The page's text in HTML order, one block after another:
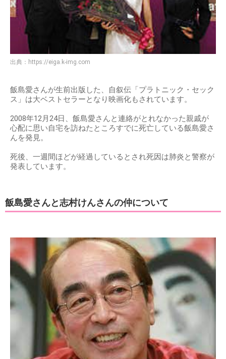
出典： https://eiga.k-img.com
飯島愛さんが生前出版した、自叙伝「プラトニック・セック
ス」は大ベストセラーとなり映画化もされています。
2008年12月24日、飯島愛さんと連絡がとれなかった親戚が
心配に思い自宅を訪ねたところすでに死亡している飯島愛さ
んを発見。
死後、一週間ほどが経過しているとされ死因は肺炎と警察が
発表しています。
飯島愛さんと志村けんさんの仲について